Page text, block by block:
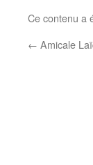
Ce contenu a
← Amicale